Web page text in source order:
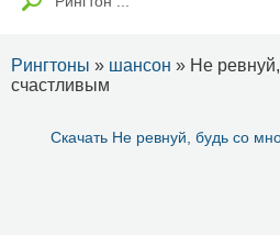
Рингтоны » шансон » Не
счастливым
Скачать Не ревнуй, будь со